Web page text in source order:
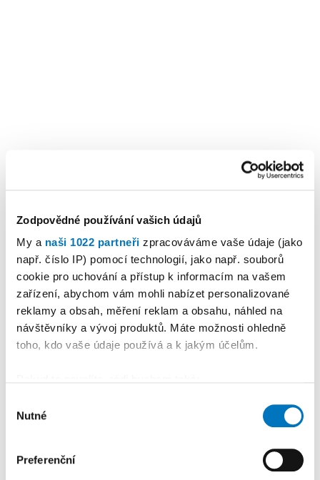
Zodpovědné používání vašich údajů
My a naši 1022 partneři zpracováváme vaše údaje (jako
např. číslo IP) pomocí technologií, jako např. souborů
cookie pro uchování a přístup k informacím na vašem
zařízení, abychom vám mohli nabízet personalizované
reklamy a obsah, měření reklam a obsahu, náhled na
návštěvníky a vývoj produktů. Máte možnosti ohledně
toho, kdo vaše údaje používá a k jakým účelům.
poloze, které mohou být přesné na několik metrů
skenování pro konkrétní charakteristiky (otisk prstu)
Zjistěte více o tom, jak zpracováváme vaše osobní
souhlasu
Nutné
Preferenční
KALENDÁŘ AKCÍ Další